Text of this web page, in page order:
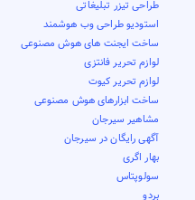
طراحی تیزر تبلیغاتی
استودیو طراحی وب هوشمند
ساخت ایجنت های هوش مصنوعی
لوازم تحریر فانتزی
لوازم تحریر کیوت
ساخت ابزارهای هوش مصنوعی
مشاهیر سیرجان
آگهی رایگان در سیرجان
بهار اگری
سولوپتاس
بردو